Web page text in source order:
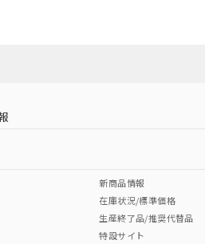
・凡例
Cr(VI)
ルウェー
新商品情報
在庫状況/標準価格
生産終了品/推奨代替品
特設サイト